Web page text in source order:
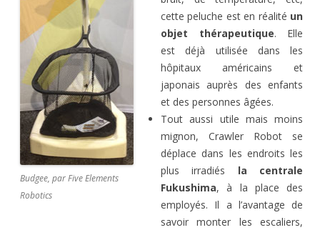
Budgee, par Five Elements
Robotics
cette peluche est en réalité un
objet thérapeutique. Elle
est déjà utilisée dans les
hôpitaux américains et
japonais auprès des enfants
et des personnes âgées.
Tout aussi utile mais moins
mignon, Crawler Robot se
déplace dans les endroits les
plus irradiés la centrale
Fukushima, à la place des
employés. Il a l’avantage de
savoir monter les escaliers,